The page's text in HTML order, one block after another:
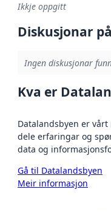
Ikkje oppgitt
Diskusjonar
Ingen diskusjonar
Kva er
Datalandsbyen er
dele erfaringar og
data og
Gå til Datalandsbyen
Meir informasjon